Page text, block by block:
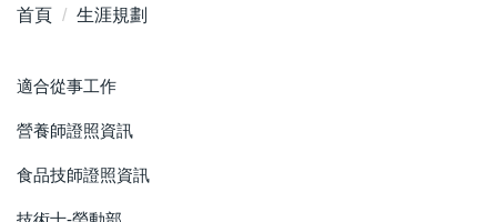
首頁 生涯規劃
適合從事工作
營養師證照資訊
食品技師證照資訊